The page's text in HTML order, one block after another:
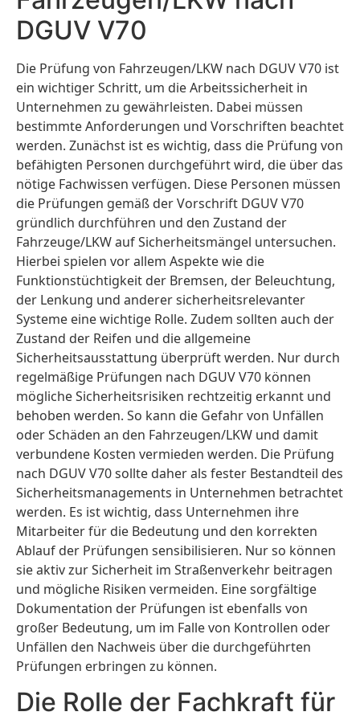
DGUV V70
Die Prüfung von Fahrzeugen/LKW nach DGUV V70 ist
ein wichtiger Schritt, um die Arbeitssicherheit in
Unternehmen zu gewährleisten. Dabei müssen
bestimmte Anforderungen und Vorschriften beachtet
werden. Zunächst ist es wichtig, dass die Prüfung von
befähigten Personen durchgeführt wird, die über das
nötige Fachwissen verfügen. Diese Personen müssen
die Prüfungen gemäß der Vorschrift DGUV V70
gründlich durchführen und den Zustand der
Fahrzeuge/LKW auf Sicherheitsmängel untersuchen.
Hierbei spielen vor allem Aspekte wie die
Funktionstüchtigkeit der Bremsen, der Beleuchtung,
der Lenkung und anderer sicherheitsrelevanter
Systeme eine wichtige Rolle. Zudem sollten auch der
Zustand der Reifen und die allgemeine
Sicherheitsausstattung überprüft werden. Nur durch
regelmäßige Prüfungen nach DGUV V70 können
mögliche Sicherheitsrisiken rechtzeitig erkannt und
behoben werden. So kann die Gefahr von Unfällen
oder Schäden an den Fahrzeugen/LKW und damit
verbundene Kosten vermieden werden. Die Prüfung
nach DGUV V70 sollte daher als fester Bestandteil des
Sicherheitsmanagements in Unternehmen betrachtet
werden. Es ist wichtig, dass Unternehmen ihre
Mitarbeiter für die Bedeutung und den korrekten
Ablauf der Prüfungen sensibilisieren. Nur so können
sie aktiv zur Sicherheit im Straßenverkehr beitragen
und mögliche Risiken vermeiden. Eine sorgfältige
Dokumentation der Prüfungen ist ebenfalls von
großer Bedeutung, um im Falle von Kontrollen oder
Unfällen den Nachweis über die durchgeführten
Prüfungen erbringen zu können.
Die Rolle der Fachkraft für